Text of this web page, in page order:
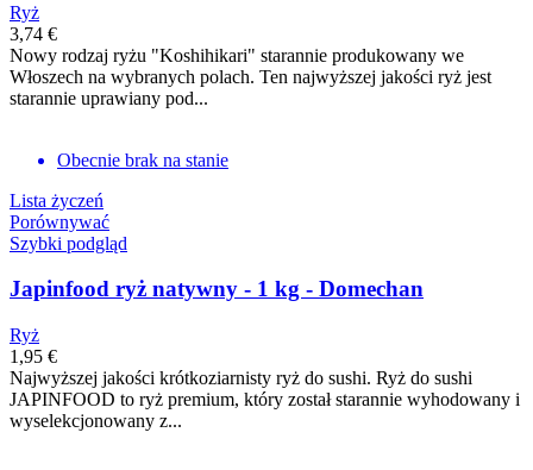
Ryż
3,74 €
Nowy rodzaj ryżu "Koshihikari" starannie produkowany we
Włoszech na wybranych polach. Ten najwyższej jakości ryż jest
starannie uprawiany pod...
Obecnie brak na stanie
Lista życzeń
Porównywać
Szybki podgląd
Japinfood ryż natywny - 1 kg - Domechan
Ryż
1,95 €
Najwyższej jakości krótkoziarnisty ryż do sushi. Ryż do sushi
JAPINFOOD to ryż premium, który został starannie wyhodowany i
wyselekcjonowany z...